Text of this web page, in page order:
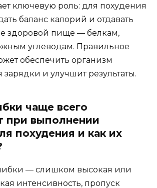
ключевую роль: для похудения
баланс калорий и отдавать
здоровой пище — белкам,
углеводам. Правильное
обеспечить организм
и улучшит результаты.
чаще всего
при выполнении
похудения и как их
— слишком высокая или
интенсивность, пропуск